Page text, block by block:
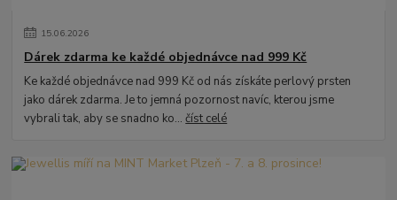
15.06.2026
Dárek zdarma ke každé objednávce nad 999 Kč
Ke každé objednávce nad 999 Kč od nás získáte perlový prsten
jako dárek zdarma. Je to jemná pozornost navíc, kterou jsme
vybrali tak, aby se snadno ko...číst celé